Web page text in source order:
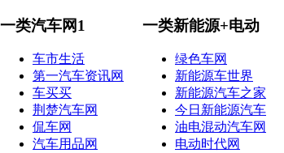
一类汽车网1
车市生活
第一汽车资讯网
车买买
荆楚汽车网
侃车网
汽车用品网
一类新能源+电动
绿色车网
新能源车世界
新能源汽车之家
今日新能源汽车
油电混动汽车网
电动时代网